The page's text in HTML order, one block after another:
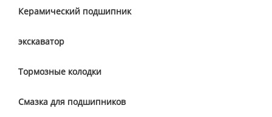
Керамический подшипник
экскаватор
Тормозные колодки
Смазка для подшипников